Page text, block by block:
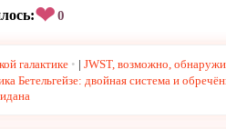
❤0
галактике | JWST, возможно,
Бетельгейзе: двойная система и